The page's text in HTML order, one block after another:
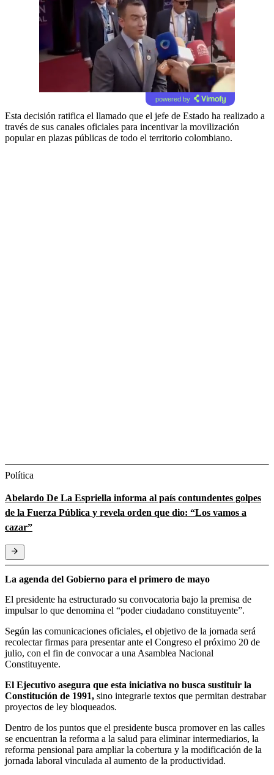
powered by
Esta decisión ratifica el llamado que el jefe de Estado ha realizado a
través de sus canales oficiales para incentivar la movilización
popular en plazas públicas de todo el territorio colombiano.
Política
Abelardo De La Espriella informa al país contundentes golpes
de la Fuerza Pública y revela orden que dio: “Los vamos a
cazar”
La agenda del Gobierno para el primero de mayo
El presidente ha estructurado su convocatoria bajo la premisa de
impulsar lo que denomina el “poder ciudadano constituyente”.
Según las comunicaciones oficiales, el objetivo de la jornada será
recolectar firmas para presentar ante el Congreso el próximo 20 de
julio, con el fin de convocar a una Asamblea Nacional
Constituyente.
El Ejecutivo asegura que esta iniciativa no busca sustituir la
Constitución de 1991, sino integrarle textos que permitan destrabar
proyectos de ley bloqueados.
Dentro de los puntos que el presidente busca promover en las calles
se encuentran la reforma a la salud para eliminar intermediarios, la
reforma pensional para ampliar la cobertura y la modificación de la
jornada laboral vinculada al aumento de la productividad.